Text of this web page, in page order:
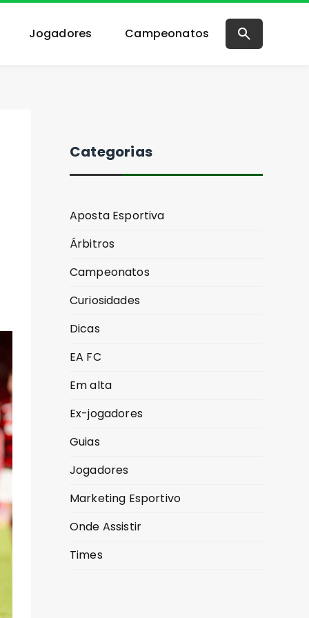
Jogadores Campeonatos
Categorias
Aposta Esportiva
Árbitros
Campeonatos
Curiosidades
Dicas
EA FC
Em alta
Ex-jogadores
Guias
Jogadores
Marketing Esportivo
Onde Assistir
Times